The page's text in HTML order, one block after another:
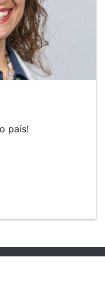
país!